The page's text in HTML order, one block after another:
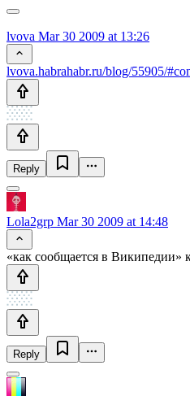
lvova Mar 30 2009 at 13:26
lvova.habrahabr.ru/blog/55905/
Reply
Lola2grp Mar 30 2009 at 14:48
«как сообщается в Википедии»
Reply